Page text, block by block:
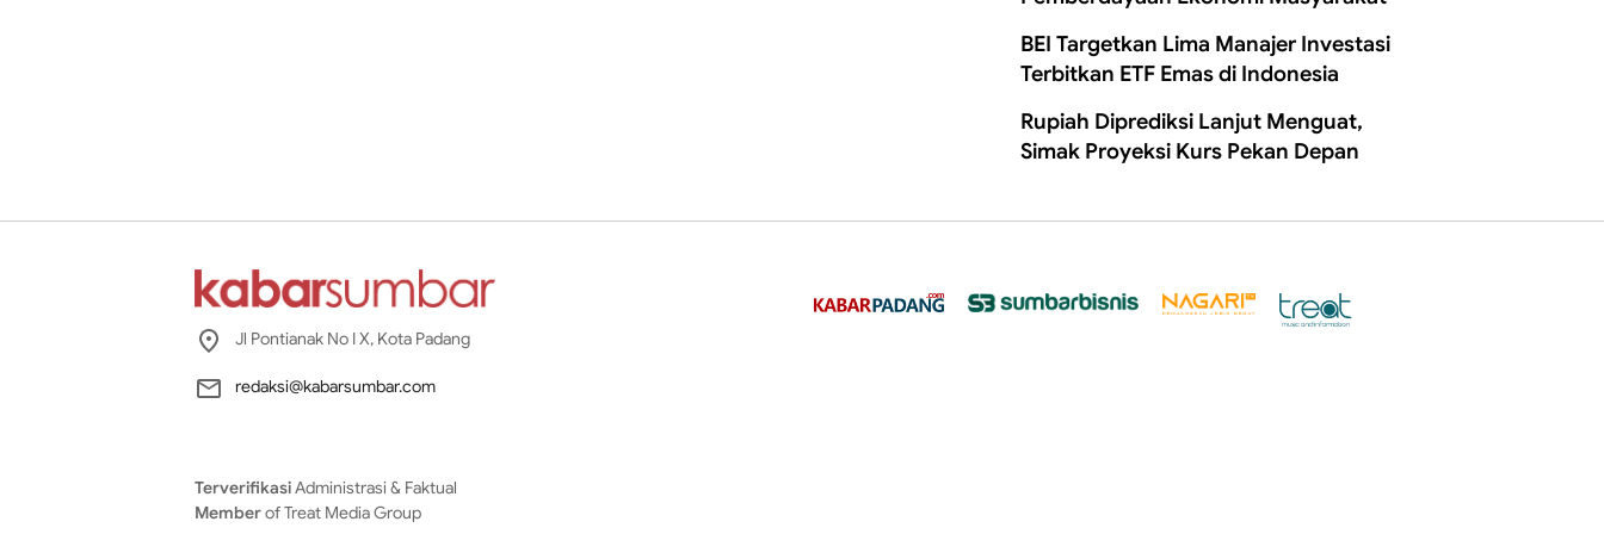
BEI Targetkan Lima Manajer Investasi
Terbitkan ETF Emas di Indonesia
Rupiah Diprediksi Lanjut Menguat,
Simak Proyeksi Kurs Pekan Depan
Jl Pontianak No I X, Kota Padang
redaksi@kabarsumbar.com
TerverifikasiAdministrasi & Faktual
Memberof Treat Media Group